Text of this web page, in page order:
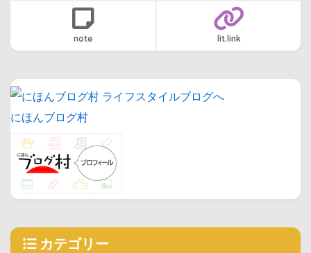
note lit.link
にほんブログ村
カテゴリー